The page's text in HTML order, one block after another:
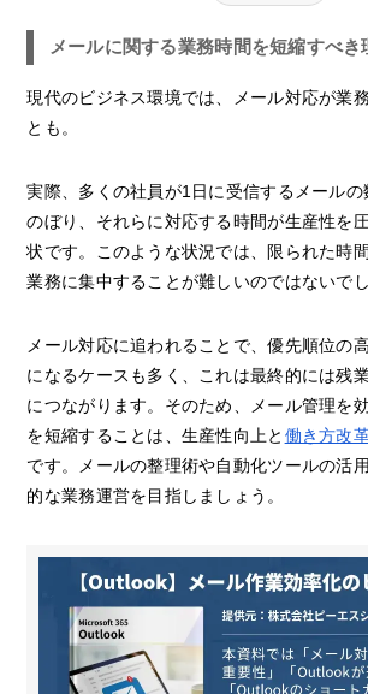
メールに関する業務時間を短縮すべき
現代のビジネス環境では、メール対応が業
とも。
実際、多くの社員が1日に受信するメールの
のぼり、それらに対応する時間が生産性を
状です。このような状況では、限られた時
業務に集中することが難しいのではないでし
メール対応に追われることで、優先順位の
になるケースも多く、これは最終的には残
につながります。そのため、メール管理を
を短縮することは、生産性向上と 働き方改
です。メールの整理術や自動化ツールの活
的な業務運営を目指しましょう。